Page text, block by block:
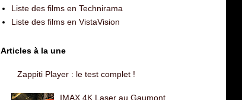
Liste des films en Technirama
Liste des films en VistaVision
Articles à la une
Zappiti Player : le test complet !
IMAX 4K Laser au Gaumont